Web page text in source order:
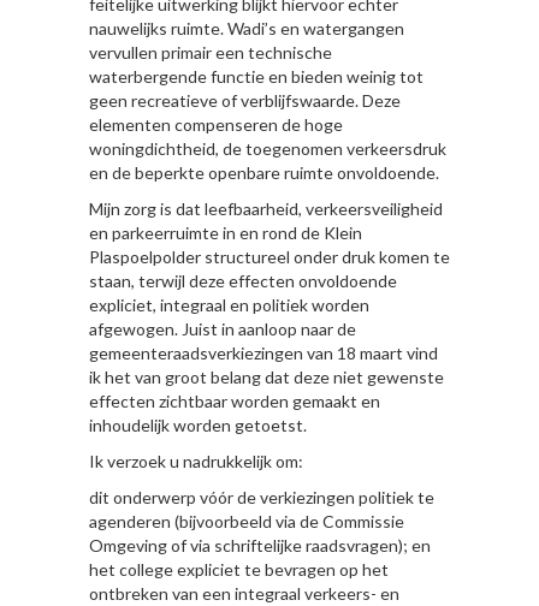
feitelijke uitwerking blijkt hiervoor echter
nauwelijks ruimte. Wadi’s en watergangen
vervullen primair een technische
waterbergende functie en bieden weinig tot
geen recreatieve of verblijfswaarde. Deze
elementen compenseren de hoge
woningdichtheid, de toegenomen verkeersdruk
en de beperkte openbare ruimte onvoldoende.
Mijn zorg is dat leefbaarheid, verkeersveiligheid
en parkeerruimte in en rond de Klein
Plaspoelpolder structureel onder druk komen te
staan, terwijl deze effecten onvoldoende
expliciet, integraal en politiek worden
afgewogen. Juist in aanloop naar de
gemeenteraadsverkiezingen van 18 maart vind
ik het van groot belang dat deze niet gewenste
effecten zichtbaar worden gemaakt en
inhoudelijk worden getoetst.
Ik verzoek u nadrukkelijk om:
dit onderwerp vóór de verkiezingen politiek te
agenderen (bijvoorbeeld via de Commissie
Omgeving of via schriftelijke raadsvragen); en
het college expliciet te bevragen op het
ontbreken van een integraal verkeers- en